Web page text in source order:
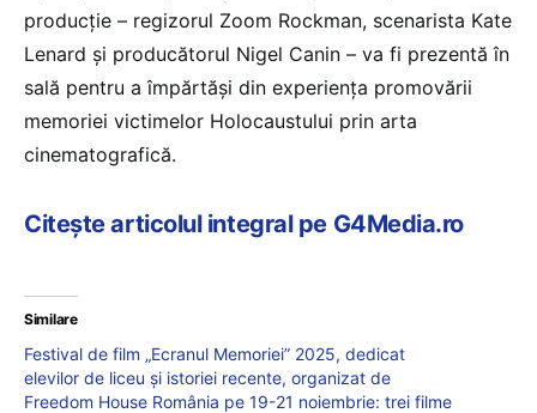
producţie – regizorul Zoom Rockman, scenarista Kate
Lenard şi producătorul Nigel Canin – va fi prezentă în
sală pentru a împărtăşi din experienţa promovării
memoriei victimelor Holocaustului prin arta
cinematografică.
Citește articolul integral pe G4Media.ro
Similare
Festival de film „Ecranul Memoriei” 2025, dedicat
elevilor de liceu și istoriei recente, organizat de
Freedom House România pe 19-21 noiembrie: trei filme